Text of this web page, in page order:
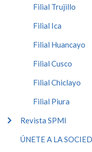
Filial Trujillo
Filial Ica
Filial Huancayo
Filial Cusco
Filial Chiclayo
Filial Piura
Revista SPMI
ÚNETE A LA